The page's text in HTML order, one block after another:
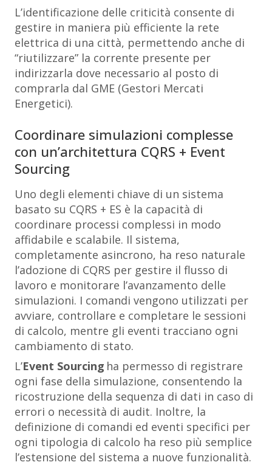
L’identificazione delle criticità consente di
gestire in maniera più efficiente la rete
elettrica di una città, permettendo anche di
“riutilizzare” la corrente presente per
indirizzarla dove necessario al posto di
comprarla dal GME (Gestori Mercati
Energetici).
Coordinare simulazioni complesse
con un’architettura CQRS + Event
Sourcing
Uno degli elementi chiave di un sistema
basato su CQRS + ES è la capacità di
coordinare processi complessi in modo
affidabile e scalabile. Il sistema,
completamente asincrono, ha reso naturale
l’adozione di CQRS per gestire il flusso di
lavoro e monitorare l’avanzamento delle
simulazioni. I comandi vengono utilizzati per
avviare, controllare e completare le sessioni
di calcolo, mentre gli eventi tracciano ogni
cambiamento di stato.
L’Event Sourcing ha permesso di registrare
ogni fase della simulazione, consentendo la
ricostruzione della sequenza di dati in caso di
errori o necessità di audit. Inoltre, la
definizione di comandi ed eventi specifici per
ogni tipologia di calcolo ha reso più semplice
l’estensione del sistema a nuove funzionalità.